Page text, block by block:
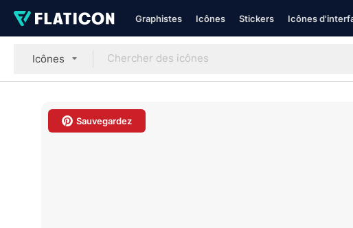
Graphistes Icônes Stickers Icônes
Icônes
Sauvegardez